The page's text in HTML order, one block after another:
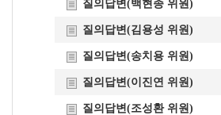
질의답변(백현종 위원)
질의답변(김용성 위원)
질의답변(송치용 위원)
질의답변(이진연 위원)
질의답변(조성환 위원)